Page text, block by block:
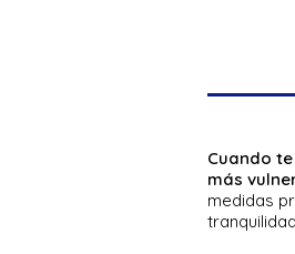
Cuando
más
medidas